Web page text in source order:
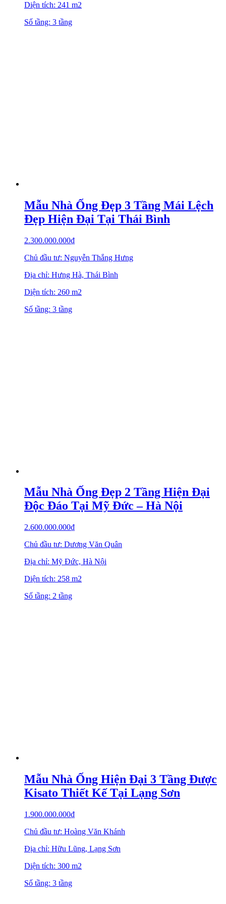
Diện tích: 241 m2
Số tầng: 3 tầng
Mẫu Nhà Ống Đẹp 3 Tầng Mái Lệch
Đẹp Hiện Đại Tại Thái Bình
2.300.000.000₫
Chủ đầu tư: Nguyễn Thắng Hưng
Địa chỉ: Hưng Hà, Thái Bình
Diện tích: 260 m2
Số tầng: 3 tầng
Mẫu Nhà Ống Đẹp 2 Tầng Hiện Đại
Độc Đáo Tại Mỹ Đức – Hà Nội
2.600.000.000₫
Chủ đầu tư: Dương Văn Quân
Địa chỉ: Mỹ Đức, Hà Nội
Diện tích: 258 m2
Số tầng: 2 tầng
Mẫu Nhà Ống Hiện Đại 3 Tầng Được
Kisato Thiết Kế Tại Lạng Sơn
1.900.000.000₫
Chủ đầu tư: Hoàng Văn Khánh
Địa chỉ: Hữu Lũng, Lạng Sơn
Diện tích: 300 m2
Số tầng: 3 tầng